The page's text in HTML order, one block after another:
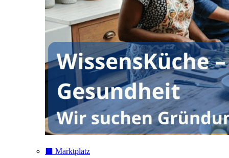
⬛️ Marktplatz